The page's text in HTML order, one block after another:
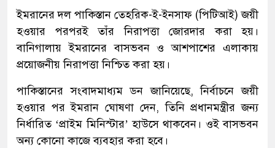
ইমরানের দল পাকিস্তান তেহরিক-ই-ইনসাফ (পিটিআই) জয়ী
হওয়ার পরপরই তাঁর নিরাপত্তা জোরদার করা হয়।
বানিগালায় ইমরানের বাসভবন ও আশপাশের এলাকায়
প্রয়োজনীয় নিরাপত্তা নিশ্চিত করা হয়।
পাকিস্তানের সংবাদমাধ্যম ডন জানিয়েছে, নির্বাচনে জয়ী
হওয়ার পর ইমরান ঘোষণা দেন, তিনি প্রধানমন্ত্রীর জন্য
নির্ধারিত ‘প্রাইম মিনিস্টার’ হাউসে থাকবেন। ওই বাসভবন
অন্য কোনো কাজে ব্যবহার করা হবে।